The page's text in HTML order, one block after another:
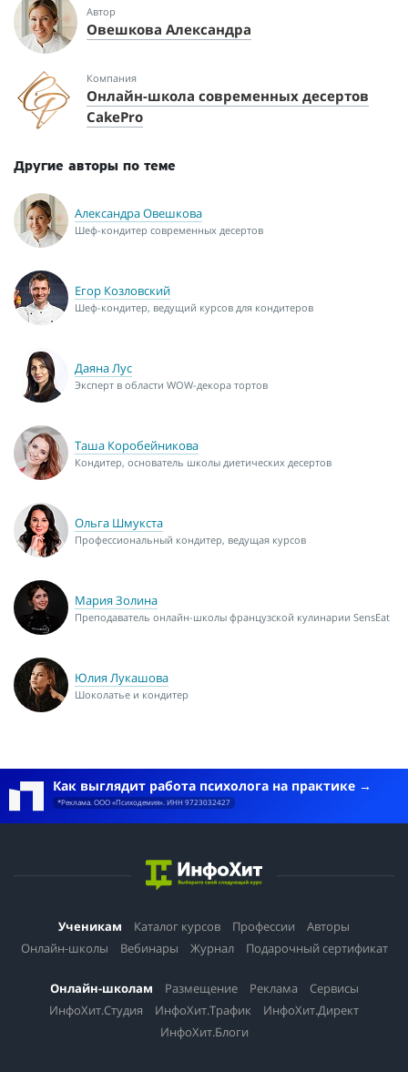
Автор
Овешкова Александра
Компания
Онлайн-школа современных десертов
CakePro
Другие авторы по теме
Александра Овешкова
Шеф-кондитер современных десертов
Егор Козловский
Шеф-кондитер, ведущий курсов для кондитеров
Даяна Лус
Эксперт в области WOW-декора тортов
Таша Коробейникова
Кондитер, основатель школы диетических десертов
Ольга Шмукста
Профессиональный кондитер, ведущая курсов
Мария Золина
Преподаватель онлайн-школы французской кулинарии SensEat
Юлия Лукашова
Шоколатье и кондитер
Как выглядит работа психолога на практике
*Реклама. ООО «Психодемия». ИНН 9723032427
Ученикам Каталог курсов Профессии
Авторы
Онлайн-школы
Вебинары Журнал Подарочный сертификат
Онлайн-школам Размещение Реклама
Сервисы
ИнфоХит.Студия
ИнфоХит.Трафик
ИнфоХит.Директ
ИнфоХит.Блоги